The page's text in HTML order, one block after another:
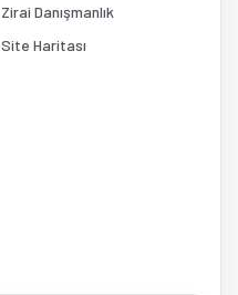
Zirai Danışmanlık
Site Haritası